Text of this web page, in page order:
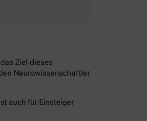
Ziel dieses
Neurowissenschaftler
auch für Einsteiger